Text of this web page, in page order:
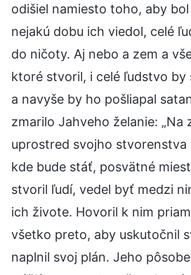
odišiel namiesto toho, aby
nejakú dobu ich viedol, celé
do ničoty. Aj nebo a zem a
ktoré stvoril, i celé ľudstvo
a navyše by ho pošliapal
zmarilo Jahveho želanie: „Na
uprostred svojho stvorenstva
kde bude stáť, posvätné
stvoril ľudí, vedel byť medzi
ich živote. Hovoril k nim
všetko preto, aby uskutočnil
naplnil svoj plán. Jeho